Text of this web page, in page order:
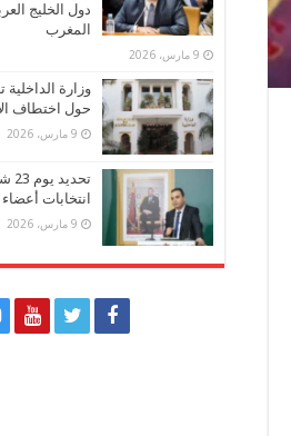
دول الخليج
المغرب
9 مارس، 2026
وزارة
حول اختطاف
9 مارس، 2026
انتخابات
9 مارس، 2026